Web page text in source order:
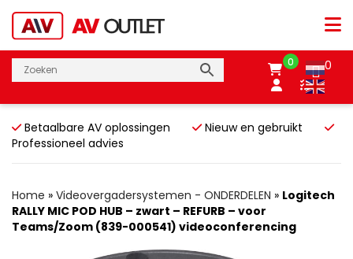
0
0
Betaalbare AV oplossingen
Nieuw en gebruikt
Professioneel advies
Home » Videovergadersystemen - ONDERDELEN » Logitech
RALLY MIC POD HUB – zwart – REFURB – voor
Teams/Zoom (839-000541) videoconferencing